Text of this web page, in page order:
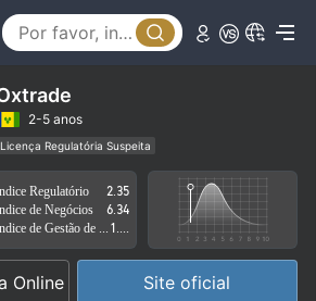
2-5 anos
Licença Regulatória Suspeita
Região de negócios suspeita
Risco potencial alto
Regulatório
2.35
de Negócios
6.34
Online Site oficial